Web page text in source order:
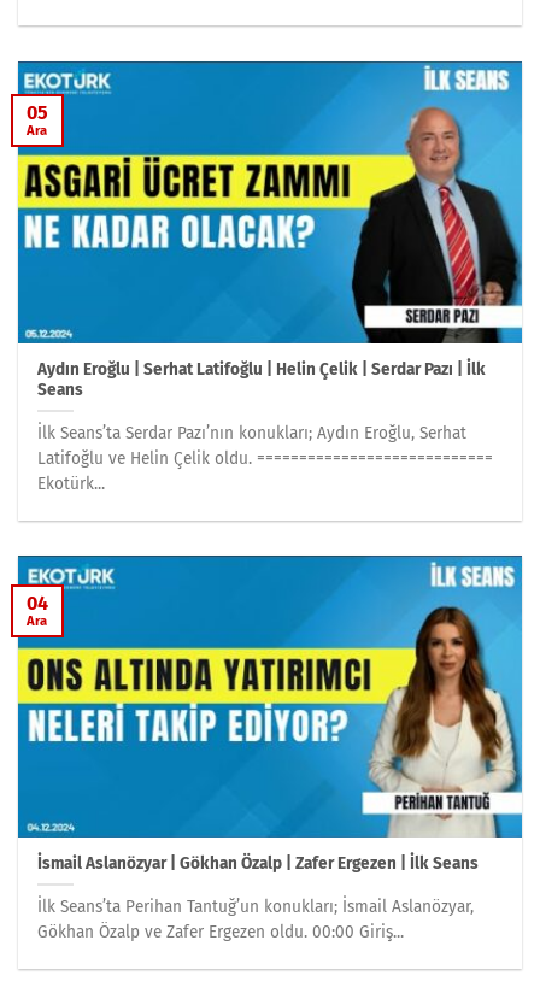
Aydın Eroğlu | Serhat Latifoğlu | Helin Çelik | Serdar Pazı | İlk
Seans
İlk Seans’ta Serdar Pazı’nın konukları; Aydın Eroğlu, Serhat
Latifoğlu ve Helin Çelik oldu. ============================
Ekotürk...
05
Ara
İsmail Aslanözyar | Gökhan Özalp | Zafer Ergezen | İlk Seans
İlk Seans’ta Perihan Tantuğ’un konukları; İsmail Aslanözyar,
Gökhan Özalp ve Zafer Ergezen oldu. 00:00 Giriş...
04
Ara